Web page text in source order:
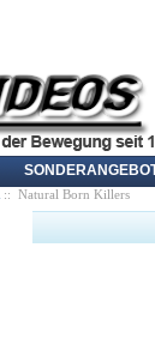
:: Natural Born Killers